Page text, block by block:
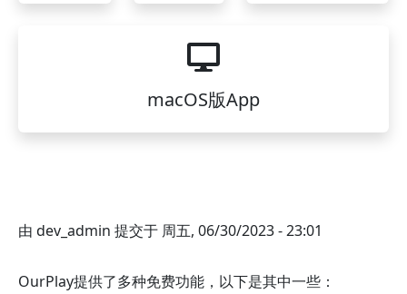
macOS版App
由 dev_admin 提交于 周五, 06/30/2023 - 23:01
OurPlay提供了多种免费功能，以下是其中一些：